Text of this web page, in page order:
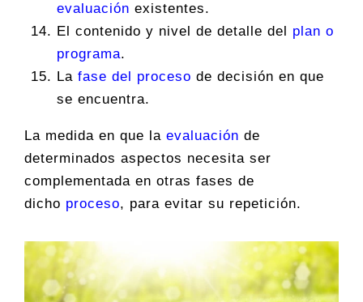
evaluación existentes.
El contenido y nivel de detalle del plan o
programa.
La fase del proceso de decisión en que
se encuentra.
La medida en que la evaluación de
determinados aspectos necesita ser
complementada en otras fases de
dicho proceso, para evitar su repetición.